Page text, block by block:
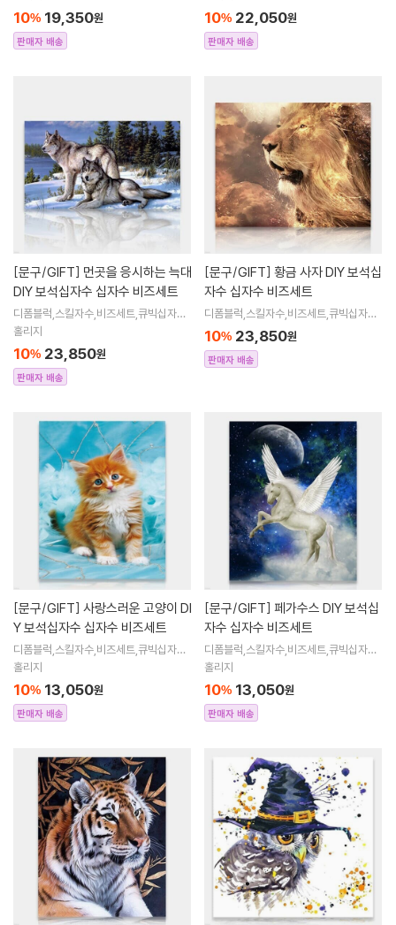
수해바라
10% 19,350원
판매자 배송
수해바라
10% 22,050원
판매자 배송
[문구/GIFT]
DIY 보석십자수 십자수 비즈세트
디폼블럭,스킬자수,비즈세트,큐빅십자수,
큐빅비즈,보석십자수액자,어린이보석십
수해바라
홀리지
10% 23,850원
판매자 배송
[문구/GIFT]
자수 십자수 비즈세트
디폼블럭,스킬자수,비즈세트,큐빅십자수,
큐빅비즈,보석십자수액자,어린이보석십
자수,비즈아트,비즈만들기세트,보석십자
수해바라
10% 23,850원
판매자 배송
[문구/GIFT]
Y 보석십자수 십자수 비즈세트
디폼블럭,스킬자수,비즈세트,큐빅십자수,
큐빅비즈,보석십자수액자,어린이보석십
수해바라
홀리지
10% 13,050원
판매자 배송
[문구/GIFT]
자수 십자수 비즈세트
디폼블럭,스킬자수,비즈세트,큐빅십자수,
큐빅비즈,보석십자수액자,어린이보석십
수해바라
홀리지
10% 13,050원
판매자 배송